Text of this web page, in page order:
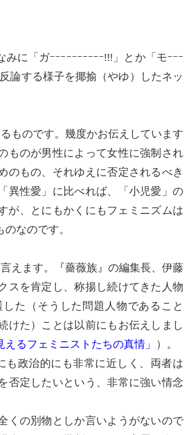
「ガｰｰｰｰｰｰｰｰｰｰ!!!」とか「モｰｰｰ
論する様子を揶揄（やゆ）したネッ
ものです。幾度かお伝えしています
ものが男性によって女性に強制され
のもの、それゆえに否定されるべき
異性愛」に比べれば、「小児愛」の
、とにもかくにもフェミニズムは
なのです。
えます。『薔薇族』の編集長、伊藤
スを肯定し、称揚し続けてきた人物
た（そうした問題人物であること
けた）ことは以前にもお伝えしまし
るフェミニストたちの真情」
）。
政治的にも非常に近しく、両者は
否定したいという、非常に強い情念
くの別物としか言いようがないので